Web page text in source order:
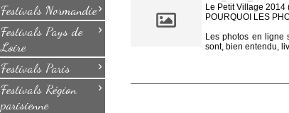
Festivals Normandie›
Festivals Pays de
Loire
›
Festivals Paris ›
Festivals Région
parisienne
›
Le Petit Village 2014
POURQUOI LES
Les photos en ligne
sont, bien entendu,